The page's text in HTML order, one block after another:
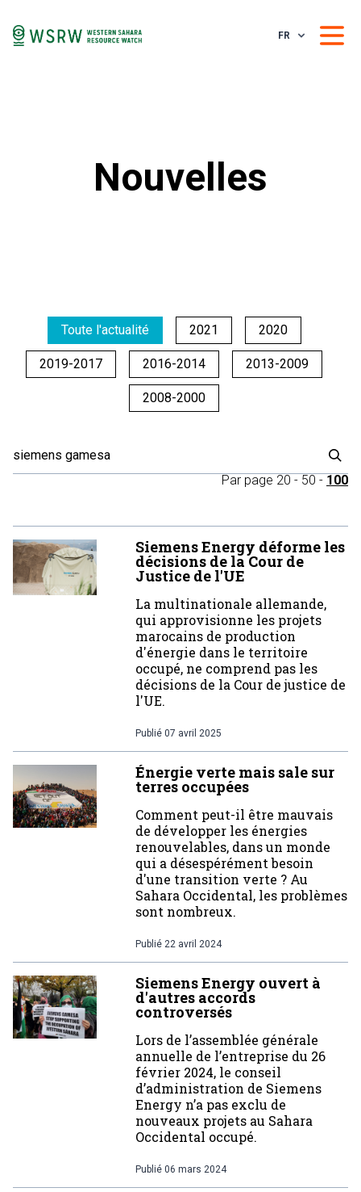
FR
Nouvelles
Toute l'actualité 2021 2020
2019-2017 2016-2014 2013-2009
2008-2000
Par page 20 - 50 - 100
Siemens Energy déforme les
décisions de la Cour de
Justice de l'UE
La multinationale allemande,
qui approvisionne les projets
marocains de production
d'énergie dans le territoire
occupé, ne comprend pas les
décisions de la Cour de justice de
l'UE.
Publié 07 avril 2025
Énergie verte mais sale sur
terres occupées
Comment peut-il être mauvais
de développer les énergies
renouvelables, dans un monde
qui a désespérément besoin
d'une transition verte ? Au
Sahara Occidental, les problèmes
sont nombreux.
Publié 22 avril 2024
Siemens Energy ouvert à
d'autres accords
controversés
Lors de l’assemblée générale
annuelle de l’entreprise du 26
février 2024, le conseil
d’administration de Siemens
Energy n’a pas exclu de
nouveaux projets au Sahara
Occidental occupé.
Publié 06 mars 2024